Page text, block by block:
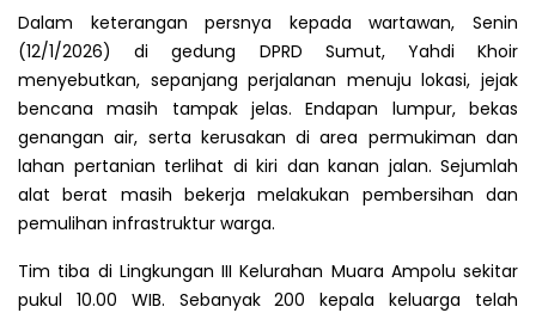
Dalam keterangan persnya kepada wartawan, Senin
(12/1/2026) di gedung DPRD Sumut, Yahdi Khoir
menyebutkan, sepanjang perjalanan menuju lokasi, jejak
bencana masih tampak jelas. Endapan lumpur, bekas
genangan air, serta kerusakan di area permukiman dan
lahan pertanian terlihat di kiri dan kanan jalan. Sejumlah
alat berat masih bekerja melakukan pembersihan dan
pemulihan infrastruktur warga.
Tim tiba di Lingkungan III Kelurahan Muara Ampolu sekitar
pukul 10.00 WIB. Sebanyak 200 kepala keluarga telah